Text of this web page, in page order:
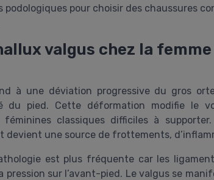
podologiques pour choisir des chaussures
valgus chez la
à une déviation progressive du gros
du pied. Cette déformation modifie le
féminines classiques difficiles à
devient une source de frottements,
est plus fréquente car les
sur l’avant-pied. Le valgus se